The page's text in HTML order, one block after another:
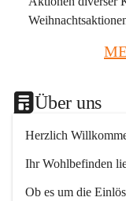
Über uns
Herzlich
Ihr Wohlbefinden
Ob es um die